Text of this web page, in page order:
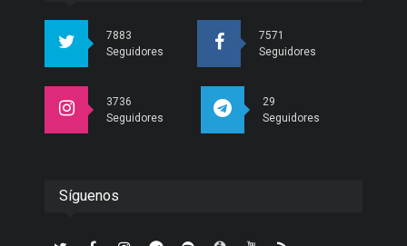
7883
Seguidores
7571
Seguidores
3736
Seguidores
29
Seguidores
Síguenos